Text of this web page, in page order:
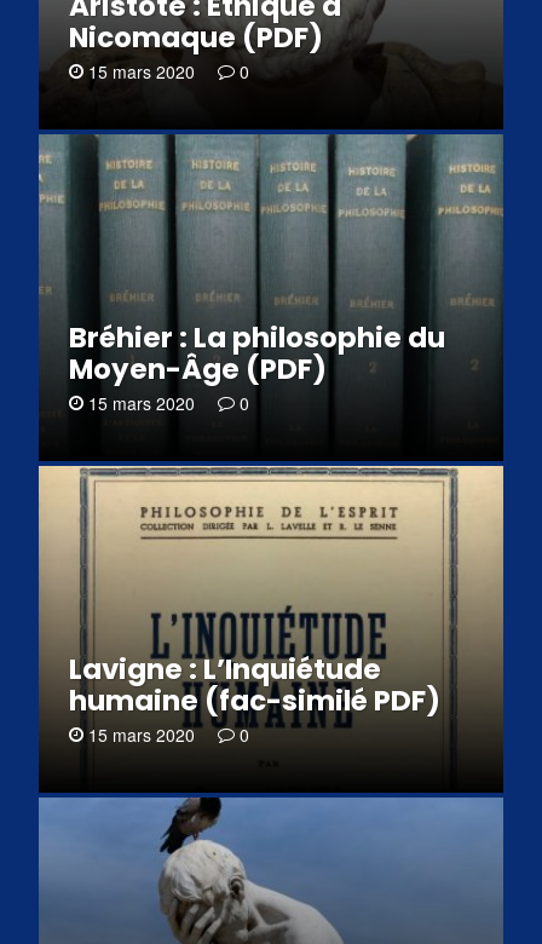
Nicomaque (PDF)
15 mars 2020 0
Bréhier : La philosophie du
Moyen-Âge (PDF)
15 mars 2020 0
Lavigne : L’Inquiétude
humaine (fac-similé PDF)
15 mars 2020 0